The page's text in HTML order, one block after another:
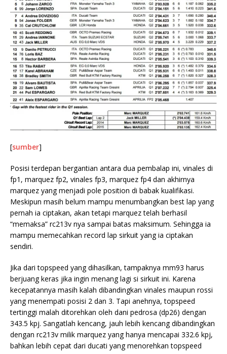
[sumber]
Posisi terdepan bergantian antara dua pembalap ini, vinales di
fp1, marquez fp2, vinales fp3, marquez fp4 dan akhirnya
marquez yang menjadi pole position di babak kualifikasi.
Meskipun masih belum mampu menumbangkan best lap yang
pernah ia ciptakan, akan tetapi marquez telah berhasil
“memaksa” rc213v nya sampai batas maksimum. Sehingga ia
mampu memecahkan record lap sirkuit yang ia ciptakan
sendiri.
Jika dari topspeed yang dihasilkan, tampaknya mm93 harus
berjuang keras jika ingin menang lagi si sirkuit ini. Karena
kecepatannya masih kalah dibandingkan vinales maupun rossi
yang menempati posisi 2 dan 3. Tapi anehnya, topspeed
tertinggi malah ditorehkan oleh dani pedrosa (dp26) dengan
343.5 kpj. Sangatlah kencang, jauh lebih kencang dibandingkan
dengan rc213v milik marquez yang hanya mencapai 332.6 kpj,
bahkan lebih cepat dari ducati yang menorehkan topspeed